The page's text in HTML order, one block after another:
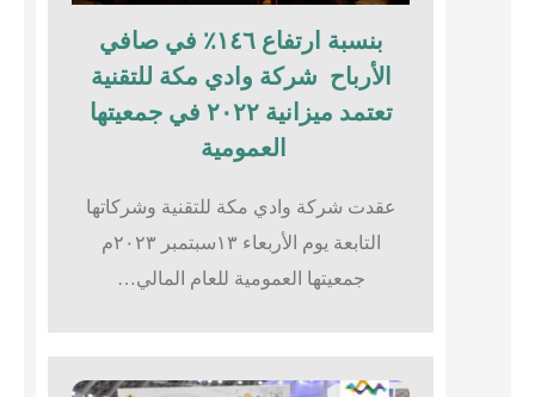
بنسبة ارتفاع ١٤٦٪؜ في صافي
الأرباح شركة وادي مكة للتقنية
تعتمد ميزانية ٢٠٢٢ في جمعيتها
العمومية
عقدت شركة وادي مكة للتقنية وشركاتها
التابعة يوم الأربعاء ١٣سبتمبر ٢٠٢٣م
جمعيتها العمومية للعام المالي…